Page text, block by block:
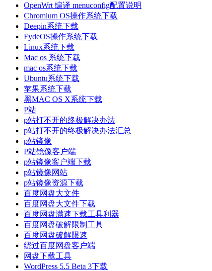
OpenWrt 编译 menuconfig配置说明
Chromium OS操作系统下载
Deepin系统下载
FydeOS操作系统下载
Linux系统下载
Mac os 系统下载
mac os系统下载
Ubuntu系统下载
苹果系统下载
黑MAC OS X系统下载
P站
p站打不开的终极解决办法
p站打不开的终极解决办法汇总
p站镜像
P站镜像客户端
p站镜像客户端下载
p站镜像网站
p站镜像资源下载
百度网盘大文件
百度网盘大文件下载
百度网盘满速下载工具利器
百度网盘破解限制工具
百度网盘破解限速
绕过百度网盘客户端
网盘下载工具
WordPress 5.5 Beta 3下载